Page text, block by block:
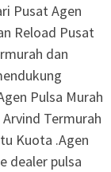
Pusat Agen
Reload Pusat
dan
Pulsa Murah
Termurah
Kuota .Agen
dealer pulsa